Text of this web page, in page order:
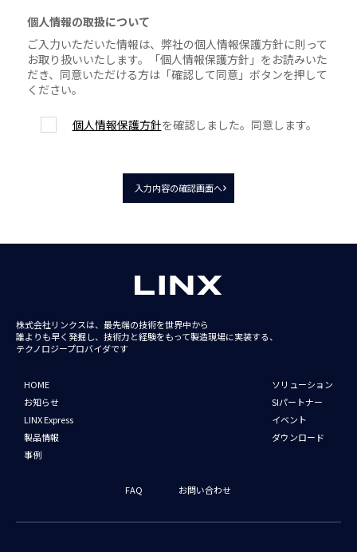
個人情報の取扱について
ご入力いただいた情報は、弊社の個人情報保護方針に則って
お取り扱いいたします。「個人情報保護方針」をお読みいた
だき、同意いただける方は「確認して同意」ボタンを押して
ください。
個人情報保護方針を確認しました。同意します。
入力内容の確認画面へ
株式会社リンクスは、最先端の技術を世界中から
誰よりも早く発掘し、技術力と経験をもって製造現場に実装する、
テクノロジープロバイダです
HOME
お知らせ
LINX Express
製品情報
事例
ソリューション
SIパートナー
イベント
ダウンロード
FAQ お問い合わせ